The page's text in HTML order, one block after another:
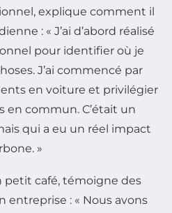
explique comment il
: « J’ai d’abord réalisé
pour identifier où je
J’ai commencé par
en voiture et privilégier
en commun. C’était un
qui a eu un réel impact
»
petit café, témoigne des
entreprise : « Nous avons